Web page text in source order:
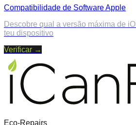
Compatibilidade de Software Apple
Descobre qual a versão máxima de
teu dispositivo
Verificar →
Eco-Repairs